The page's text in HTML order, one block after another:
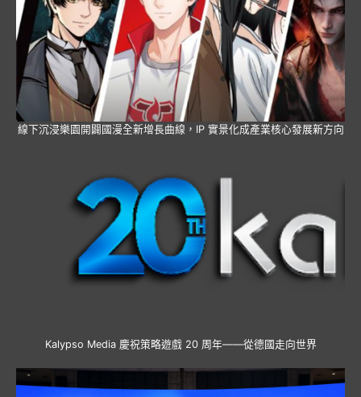
線下沉浸樂園開闢國漫全新增長曲線，IP 實景化成產業核心發展新方向
Kalypso Media 慶祝策略遊戲 20 周年——從德國走向世界